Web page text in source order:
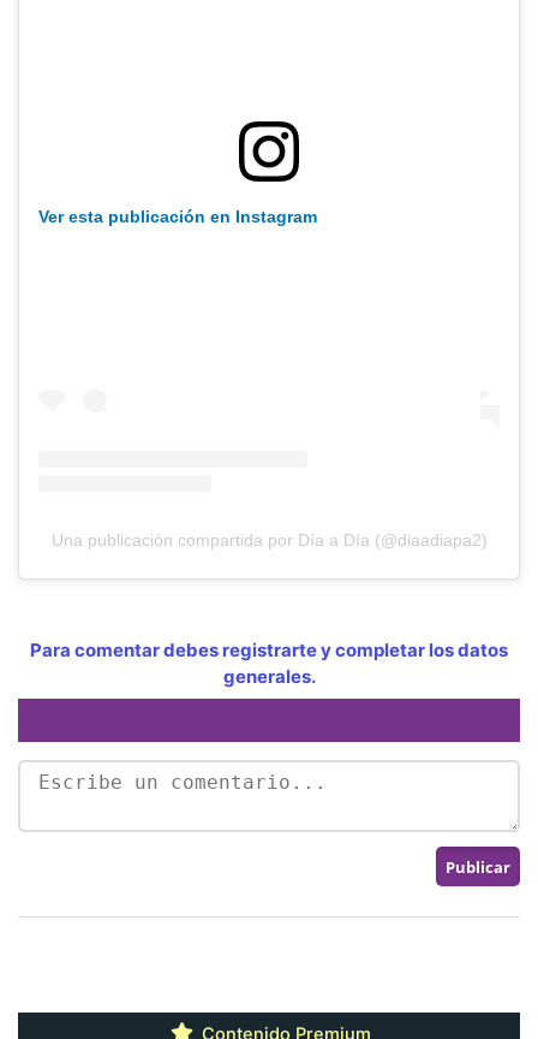
Ver esta publicación en Instagram
Una publicación compartida por Día a Día (@diaadiapa2)
Para comentar debes registrarte y completar los datos
generales.